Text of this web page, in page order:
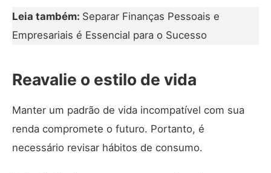
Leia também: Separar Finanças Pessoais e
Empresariais é Essencial para o Sucesso
Reavalie o estilo de vida
Manter um padrão de vida incompatível com sua
renda compromete o futuro. Portanto, é
necessário revisar hábitos de consumo.